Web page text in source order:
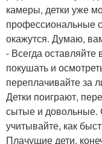
камеры, детки уже
профессиональные
окажутся. Думаю,
- Всегда оставляйте
покушать и
переплачивайте за
Детки поиграют,
сытые и довольные.
учитывайте, как
Плачущие дети,